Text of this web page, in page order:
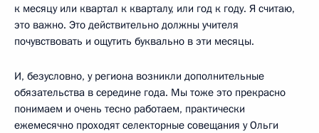
к месяцу или квартал к кварталу, или год к году. Я считаю,
это важно. Это действительно должны учителя
почувствовать и ощутить буквально в эти месяцы.
И, безусловно, у региона возникли дополнительные
обязательства в середине года. Мы тоже это прекрасно
понимаем и очень тесно работаем, практически
ежемесячно проходят селекторные совещания у Ольги